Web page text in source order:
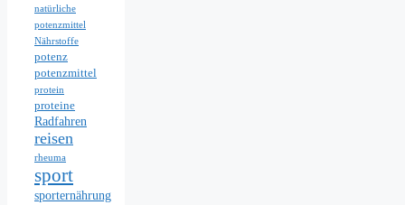
natürliche
potenzmittel
Nährstoffe
potenz
potenzmittel
protein
proteine
Radfahren
reisen
rheuma
sport
sporternährung